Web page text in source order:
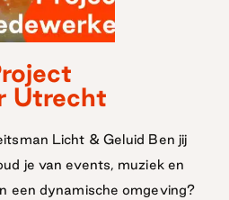
Project
Utrecht
Licht & Geluid Ben jij
je van events, muziek en
een dynamische omgeving?